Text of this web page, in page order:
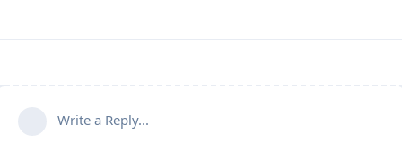
Write a Reply...